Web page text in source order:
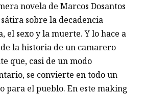
novela de Marcos Dosantos
sátira sobre la decadencia
el sexo y la muerte. Y lo hace a
la historia de un camarero
que, casi de un modo
se convierte en todo un
para el pueblo. En este making